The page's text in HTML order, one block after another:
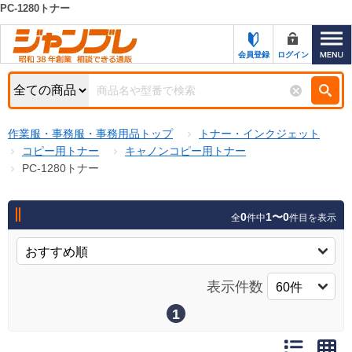
カテゴリー一覧
お知らせ
特集・キャンペーン一覧
初めての方へ
お問い合わせ
新規登録キャンペーン
キーワード検索
検索条件
商品カテゴリから選ぶ
商品ステータスで絞る
キャンペーン
PC-1280トナー
会員登録 ログイン
作業服・事務服・事務用品トップ
トナー・インクジェット
コピー用トナー
キャノンコピー用トナー
PC-1280トナー
全0件中1〜0件目を表示
表示件数
1